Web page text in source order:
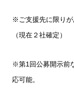
※ご支援先に限りが
（現在２社確定）
※第1回公募開示前
応可能。